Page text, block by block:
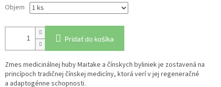
Objem
Pridať do košíka
Zmes medicinálnej huby Maitake a čínskych byliniek je zostavená na
princípoch tradičnej čínskej medicíny, ktorá verí v jej regeneračné
a adaptogénne schopnosti.